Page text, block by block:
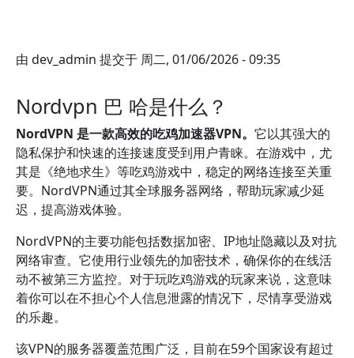
由 dev_admin 提交于 周二, 01/06/2026 - 09:35
Nordvpn 巴 哈是什么？
NordVPN 是一款高效的吃鸡加速器VPN。 它以其强大的
隐私保护和快速的连接速度受到用户青睐。在游戏中，尤
其是《绝地求生》等吃鸡游戏中，稳定的网络连接至关重
要。NordVPN通过其全球服务器网络，帮助玩家减少延
迟，提高游戏体验。
NordVPN的主要功能包括数据加密、IP地址隐藏以及对抗
网络审查。它使用行业领先的加密技术，确保你的在线活
动不被第三方监控。对于玩吃鸡游戏的玩家来说，这意味
着你可以在不担心个人信息泄露的情况下，尽情享受游戏
的乐趣。
该VPN的服务器覆盖范围广泛，目前在59个国家设有超过